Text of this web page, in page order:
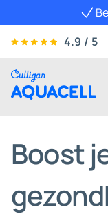
4.9 / 5
Boost